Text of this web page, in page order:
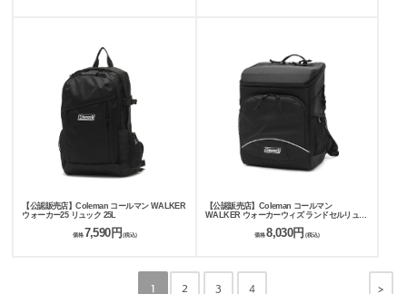
【公認販売店】Coleman コールマン WALKER
ウォーカー25 リュック 25L
価格 7,590円 (税込)
【公認販売店】Coleman コールマン
WALKER ウォーカーウィズ ランドセルリュッ
価格8,030円 (税込)
>
1 2 3 4